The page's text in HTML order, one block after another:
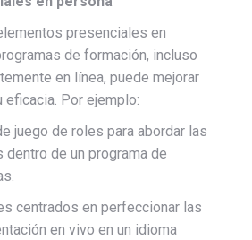
presenciales en
de formación, incluso
en línea, puede mejorar
Por ejemplo:
juego de roles para abordar las
de un programa de
centrados en perfeccionar las
en vivo en un idioma